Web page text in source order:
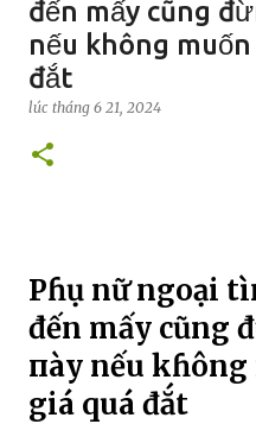
đến mấy cũng
nếu không
đắt
lúc tháng 6 21, 2024
Pɦụ nữ ngoại
đến mấy cũng
пày nếu
giá quá đắt